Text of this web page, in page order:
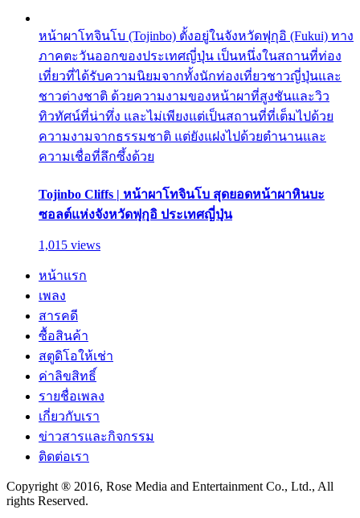
หน้าผาโทจินโบ (Tojinbo) ตั้งอยู่ในจังหวัดฟุกุอิ (Fukui) ทาง
ภาคตะวันออกของประเทศญี่ปุ่น เป็นหนึ่งในสถานที่ท่อง
เที่ยวที่ได้รับความนิยมจากทั้งนักท่องเที่ยวชาวญี่ปุ่นและ
ชาวต่างชาติ ด้วยความงามของหน้าผาที่สูงชันและวิว
ทิวทัศน์ที่น่าทึ่ง และไม่เพียงแต่เป็นสถานที่ที่เต็มไปด้วย
ความงามจากธรรมชาติ แต่ยังแฝงไปด้วยตำนานและ
ความเชื่อที่ลึกซึ้งด้วย
Tojinbo Cliffs | หน้าผาโทจินโบ สุดยอดหน้าผาหินบะ
ซอลต์แห่งจังหวัดฟุกุอิ ประเทศญี่ปุ่น
1,015 views
หน้าแรก
เพลง
สารคดี
ซื้อสินค้า
สตูดิโอให้เช่า
ค่าลิขสิทธิ์
รายชื่อเพลง
เกี่ยวกับเรา
ข่าวสารและกิจกรรม
ติดต่อเรา
Copyright ® 2016, Rose Media and Entertainment Co., Ltd., All
rights Reserved.